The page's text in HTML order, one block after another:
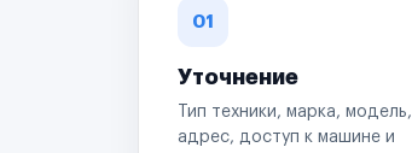
01
Уточнение
Тип техники, марка, модель,
адрес, доступ к машине и